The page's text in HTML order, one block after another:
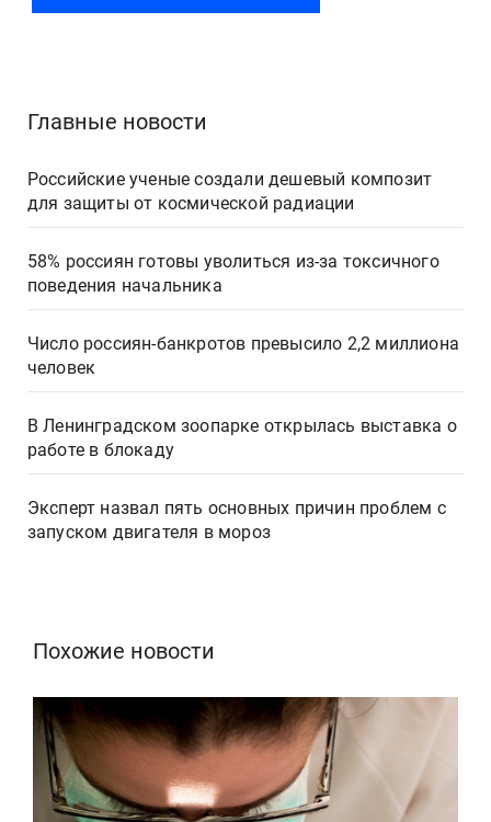
Главные новости
Российские ученые создали дешевый композит
для защиты от космической радиации
58% россиян готовы уволиться из-за токсичного
поведения начальника
Число россиян-банкротов превысило 2,2 миллиона
человек
В Ленинградском зоопарке открылась выставка о
работе в блокаду
Эксперт назвал пять основных причин проблем с
запуском двигателя в мороз
Похожие новости